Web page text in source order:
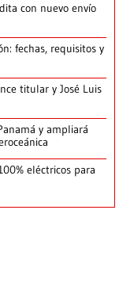
con nuevo envío
fechas, requisitos y
titular y José Luis
y ampliará
eléctricos para